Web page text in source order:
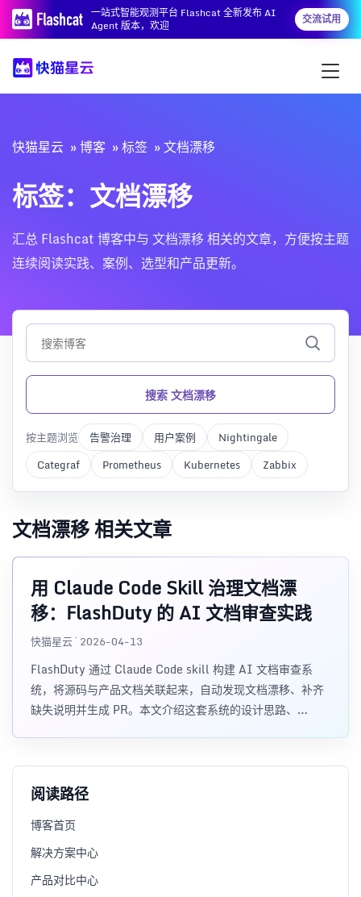
一站式智能观测平台 Flashcat 全新发布 AI
Agent 版本，欢迎
交流试用
快猫星云 博客 标签 文档漂移
标签：文档漂移
汇总 Flashcat 博客中与 文档漂移 相关的文章，方便按主题
连续阅读实践、案例、选型和产品更新。
搜索 文档漂移
按主题浏览 告警治理 用户案例
Nightingale
Categraf
Prometheus Kubernetes Zabbix
文档漂移 相关文章
用 Claude Code Skill 治理文档漂
移：FlashDuty 的 AI 文档审查实践
快猫星云 · 2026-04-13
FlashDuty 通过 Claude Code skill 构建 AI 文档审查系
统，将源码与产品文档关联起来，自动发现文档漂移、补齐
缺失说明并生成 PR。本文介绍这套系统的设计思路、
阅读路径
博客首页
解决方案中心
产品对比中心